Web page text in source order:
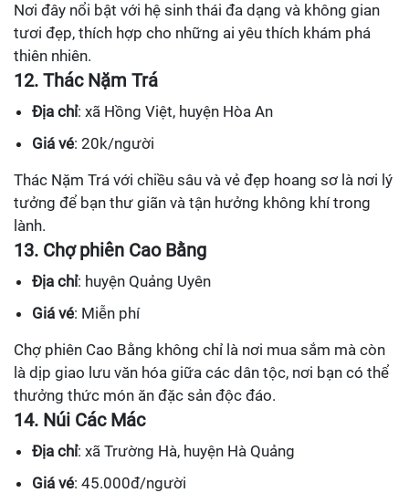
Nơi đây nổi bật với hệ sinh thái đa dạng và không gian
tươi đẹp, thích hợp cho những ai yêu thích khám phá
thiên nhiên.
12. Thác Nặm Trá
Địa chỉ: xã Hồng Việt, huyện Hòa An
Giá vé: 20k/người
Thác Nặm Trá với chiều sâu và vẻ đẹp hoang sơ là nơi lý
tưởng để bạn thư giãn và tận hưởng không khí trong
lành.
13. Chợ phiên Cao Bằng
Địa chỉ: huyện Quảng Uyên
Giá vé: Miễn phí
Chợ phiên Cao Bằng không chỉ là nơi mua sắm mà còn
là dịp giao lưu văn hóa giữa các dân tộc, nơi bạn có thể
thưởng thức món ăn đặc sản độc đáo.
14. Núi Các Mác
Địa chỉ: xã Trường Hà, huyện Hà Quảng
Giá vé: 45.000đ/người